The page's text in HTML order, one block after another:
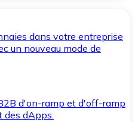
dans votre entreprise
un nouveau mode de
d'on-ramp et d'off-ramp
des dApps.